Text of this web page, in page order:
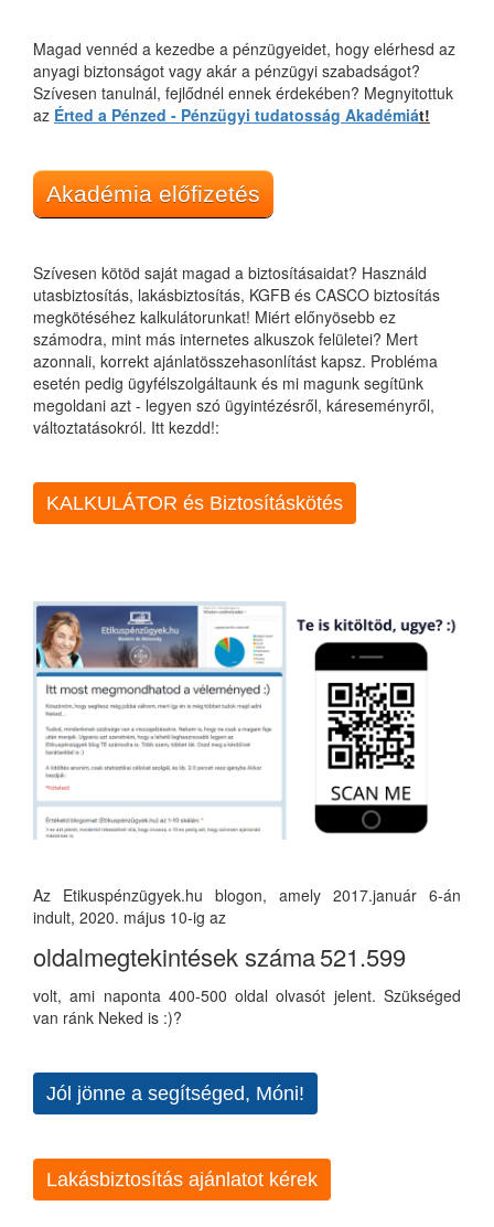
Magad vennéd a kezedbe a pénzügyeidet, hogy elérhesd az
anyagi biztonságot vagy akár a pénzügyi szabadságot?
Szívesen tanulnál, fejlődnél ennek érdekében? Megnyitottuk
az Érted a Pénzed - Pénzügyi tudatosság Akadémiát!
Akadémia előfizetés
Szívesen kötöd saját magad a biztosításaidat? Használd
utasbiztosítás, lakásbiztosítás, KGFB és CASCO biztosítás
megkötéséhez kalkulátorunkat! Miért előnyösebb ez
számodra, mint más internetes alkuszok felületei? Mert
azonnali, korrekt ajánlatösszehasonlítást kapsz. Probléma
esetén pedig ügyfélszolgáltaunk és mi magunk segítünk
megoldani azt - legyen szó ügyintézésről, káreseményről,
változtatásokról. Itt kezdd!:
KALKULÁTOR és Biztosításkötés
Az Etikuspénzügyek.hu blogon, amely 2017.január 6-án
indult, 2020. május 10-ig az
oldalmegtekintések száma521.599
volt, ami naponta 400-500 oldal olvasót jelent. Szükséged
van ránk Neked is :)?
Jól jönne a segítséged, Móni!
Lakásbiztosítás ajánlatot kérek